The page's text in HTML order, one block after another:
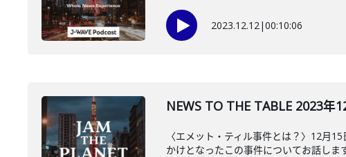
2023.12.12|00:10:06
NEWS TO THE TABLE 2023年
〈エメット・ティル事件とは？〉12月
かけとなったこの事件についてお話します